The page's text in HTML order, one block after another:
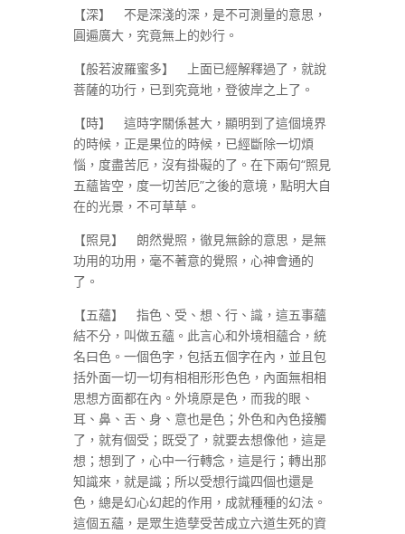
【深】 不是深淺的深，是不可測量的意思，
圓遍廣大，究竟無上的妙行。
【般若波羅蜜多】 上面已經解釋過了，就說
菩薩的功行，已到究竟地，登彼岸之上了。
【時】 這時字關係甚大，顯明到了這個境界
的時候，正是果位的時候，已經斷除一切煩
惱，度盡苦厄，沒有掛礙的了。在下兩句“照見
五蘊皆空，度一切苦厄”之後的意境，點明大自
在的光景，不可草草。
【照見】 朗然覺照，徹見無餘的意思，是無
功用的功用，毫不著意的覺照，心神會通的
了。
【五蘊】 指色、受、想、行、識，這五事蘊
結不分，叫做五蘊。此言心和外境相蘊合，統
名曰色。一個色字，包括五個字在內，並且包
括外面一切一切有相相形形色色，內面無相相
思想方面都在內。外境原是色，而我的眼、
耳、鼻、舌、身、意也是色；外色和內色接觸
了，就有個受；既受了，就要去想像他，這是
想；想到了，心中一行轉念，這是行；轉出那
知識來，就是識；所以受想行識四個也還是
色，總是幻心幻起的作用，成就種種的幻法。
這個五蘊，是眾生造孽受苦成立六道生死的資